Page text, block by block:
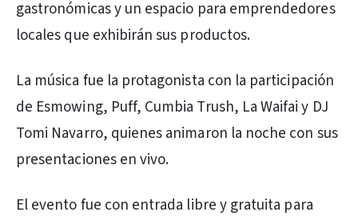
gastronómicas y un espacio para emprendedores
locales que exhibirán sus productos.
La música fue la protagonista con la participación
de Esmowing, Puff, Cumbia Trush, La Waifai y DJ
Tomi Navarro, quienes animaron la noche con sus
presentaciones en vivo.
El evento fue con entrada libre y gratuita para